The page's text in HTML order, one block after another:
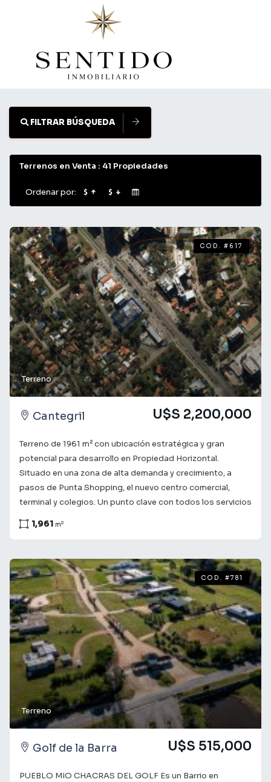
Choose Rooms
Filtrar
FILTRAR BÚSQUEDA
Terrenos en Venta : 41 Propiedades
Ordenar por:
Terreno
COD. #617
Cantegril U$S 2,200,000
Terreno de 1961 m² con ubicación estratégica y gran
potencial para desarrollo en Propiedad Horizontal.
Situado en una zona de alta demanda y crecimiento, a
pasos de Punta Shopping, el nuevo centro comercial,
terminal y colegios. Un punto clave con todos los servicios
pisos. No apto para torre. b1) No se autorizan bloques ni
incorporar especies exóticas invasoras (EEI) y se
promueve el uso de especies nativas. c) Dimensiones
mínimas de predios: Conjuntos de unidades locativas
aisladas: 1000 m2. por unidad. d) Retiros mínimos: -
frontales: 4 mts. -bilaterales: 2 mts. debiendo su suma
promedial ser Mayor a 6 mts. Ocupación: Se rige por la
norma general de ocupación de la zona 3.1 Barrio Jardín.
Salientes y cuerpos salientes: 1.50 mt
1,961 m2
Terreno
COD. #781
Golf de la Barra U$S 515,000
PUEBLO MIO CHACRAS DEL GOLF Es un Barrio en